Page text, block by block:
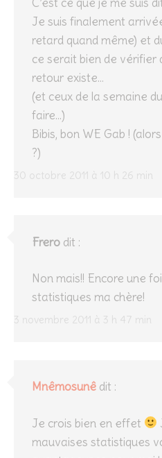
30 octobre 2011 à 10 h 26 min
Je suis finalement
retard quand même) et
ce serait bien de vérifier
retour existe…
(et ceux de la semaine
faire…)
Bibis, bon WE Gab !
?)
Frero dit :
3 novembre 2011 à 3 h 47 min
Non mais!! Encore une
statistiques ma chère!
Mnêmosunê dit :
Je crois bien en effet
mauvaises statistiques